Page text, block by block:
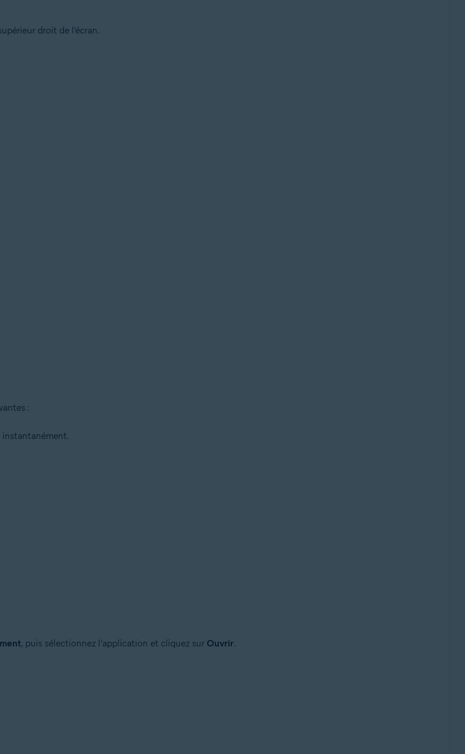
droit de l’écran.
:
instantanément.
, puis sélectionnez l’application et cliquez sur Ouvrir.